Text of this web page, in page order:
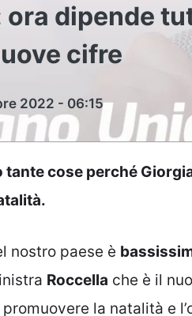
dipende
cifre
2022 - 06:15
tante cose perché
nostro paese è
Roccella che è il
la natalità e